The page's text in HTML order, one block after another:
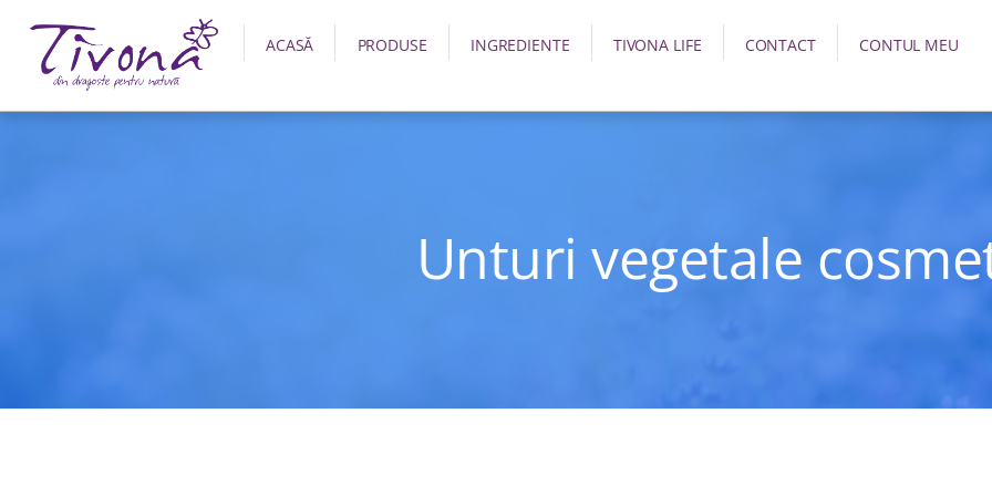
ACASĂ PRODUSE INGREDIENTE TIVONA LIFE CONTACT CONTUL MEU
Unturi vegetale